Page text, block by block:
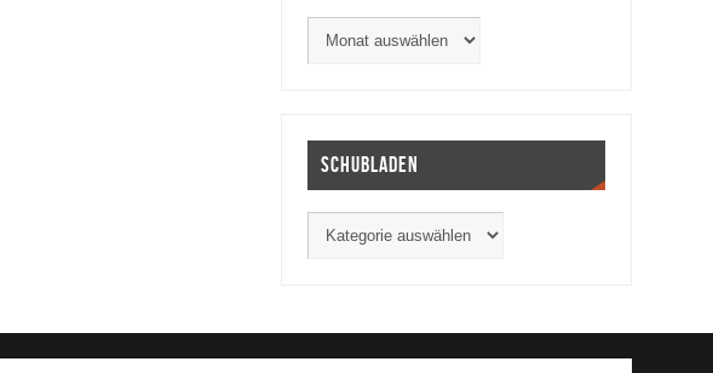
Schubladen